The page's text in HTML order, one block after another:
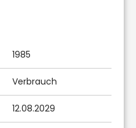
1985
Verbrauch
12.08.2029